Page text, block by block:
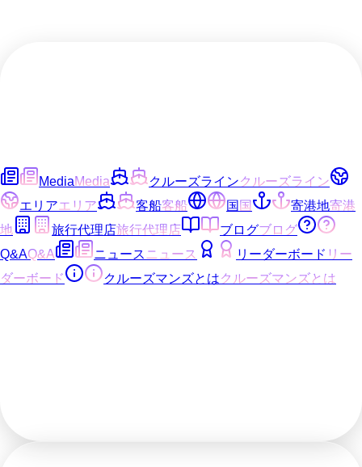
MediaMedia クルーズラインクルーズライン
エリアエリア 客船客船 国国 寄港地寄港
地
旅行代理店旅行代理店 ブログブログ
Q&AQ&A ニュース ニュース リーダーボード リー
ダーボード
クルーズマンズとはクルーズマンズとは